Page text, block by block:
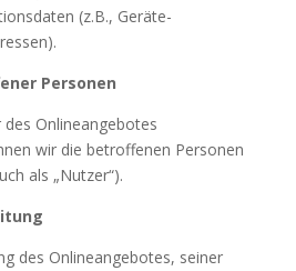
(z.B., Geräte-
Personen
Onlineangebotes
wir die betroffenen Personen
als „Nutzer“).
des Onlineangebotes, seiner